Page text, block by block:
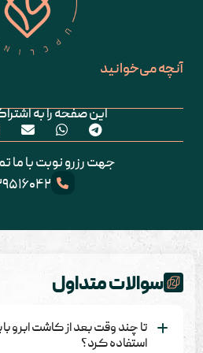
آنچه می‌خوانید
این صفحه را به
جهت رزرو نوبت با ما
سوالات متداول
تا چند وقت بعد از کاشت ابرو
استفاده کرد؟